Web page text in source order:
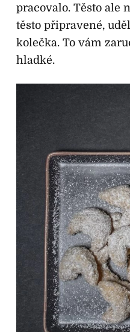
pracovalo. Těsto ale
těsto připravené,
kolečka. To vám
hladké.